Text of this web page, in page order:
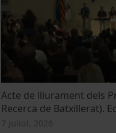
Acte de lliurament dels
Recerca de Batxillerat).
7 juliol, 2026